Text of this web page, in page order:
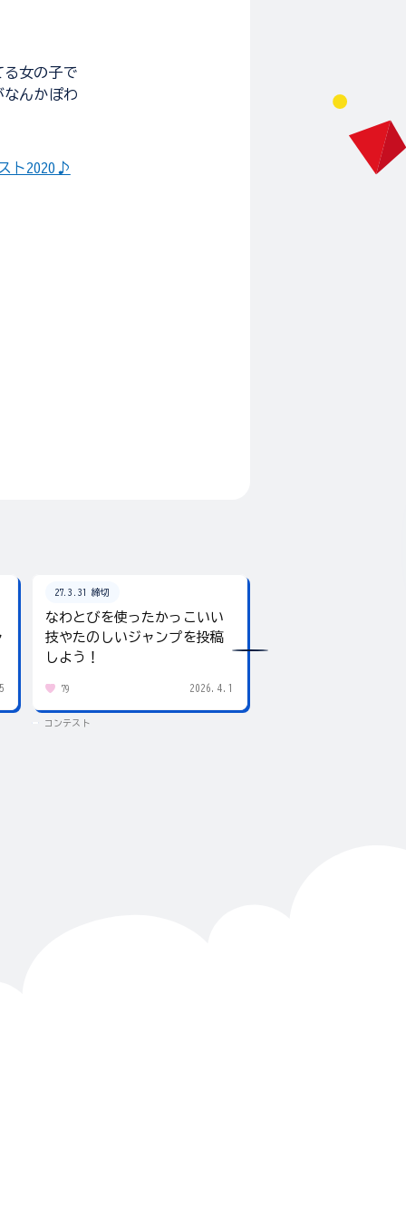
る女の子で
なんかぽわ
ト2020♪
27.3.31 締切
なわとびを使ったかっこいい
技やたのしいジャンプを投稿
しよう！
79 2026.4.1
コンテスト